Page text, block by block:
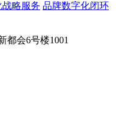
略服务 品牌数字化闭环
都会6号楼1001